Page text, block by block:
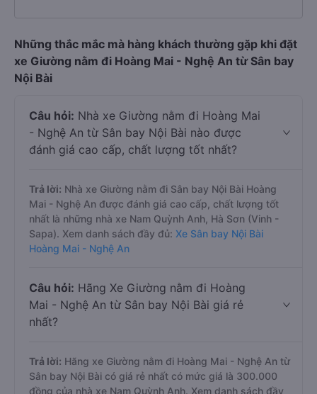
Những thắc mắc mà hàng khách thường gặp khi đặt
xe Giường nằm đi Hoàng Mai - Nghệ An từ Sân bay
Nội Bài
Câu hỏi: Nhà xe Giường nằm đi Hoàng Mai
- Nghệ An từ Sân bay Nội Bài nào được
đánh giá cao cấp, chất lượng tốt nhất?
Trả lời: Nhà xe Giường nằm đi Sân bay Nội Bài Hoàng
Mai - Nghệ An được đánh giá cao cấp, chất lượng tốt
nhất là những nhà xe Nam Quỳnh Anh, Hà Sơn (Vinh -
Sapa). Xem danh sách đầy đủ: Xe Sân bay Nội Bài
Hoàng Mai - Nghệ An
Câu hỏi: Hãng Xe Giường nằm đi Hoàng
Mai - Nghệ An từ Sân bay Nội Bài giá rẻ
nhất?
Trả lời: Hãng xe Giường nằm đi Hoàng Mai - Nghệ An từ
Sân bay Nội Bài có giá rẻ nhất có mức giá là 300.000
đồng của nhà xe Nam Quỳnh Anh. Xem danh sách đầy